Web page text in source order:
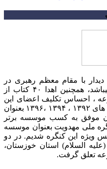
با مقام معظم رهبری در
سالهای ۱۳۹۳ ، ۱۳۹۷ و ۱۳۹۸ میباشد، همچنین اهدا ۴۰ کتاب از
، احساس تکلیف اعضای این
مجموعه را دوچندان نمود. در سال های ۱۳۹۲ ، ۱۳۹۴ ،۱۳۹۶ بعنوان
موفق به کسب موسسه برتر
در سال ۱۳۹۲ در کنگره ملی مهدویت بعنوان موسسه
ویژه این کنگره شدیم. در دو
السلام) استان خوزستان،
تعلق گرفت.